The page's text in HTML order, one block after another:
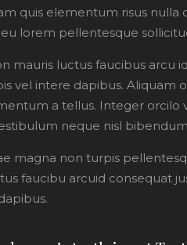
quis elementum risus nulla
lorem pellentesque
mauris luctus faucibus arcu
vel intere dapibus. Aliquam
a tellus. Integer orcilo
neque nisl
magna non turpis
faucibu arcuid consequat